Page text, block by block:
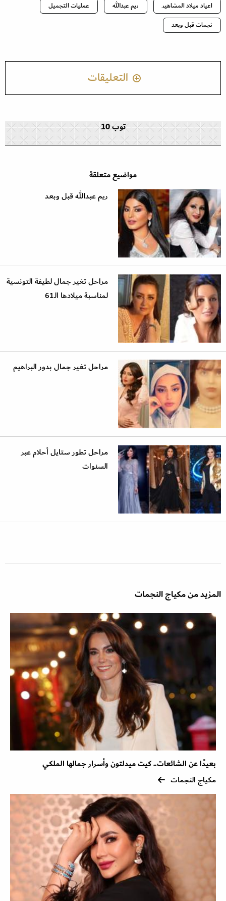
اعياد ميلاد المشاهير
ريم عبدالله
عمليات التجميل
نجمات قبل وبعد
التعليقات
توب 10
مواضيع متعلقة
ريم عبدالله قبل وبعد
مراحل تغير جمال لطيفة التونسية
لمناسبة ميلادها الـ61
مراحل تغير جمال بدور البراهيم
مراحل تطور ستايل أحلام عبر
السنوات
المزيد من مكياج النجمات
بعيدًا عن الشائعات.. كيت ميدلتون وأسرار جمالها الملكي
مكياج النجمات